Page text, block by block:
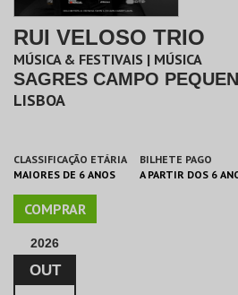
RUI VELOSO TRIO
MÚSICA & FESTIVAIS | MÚSICA
SAGRES CAMPO
LISBOA
CLASSIFICAÇÃO ETÁRIA
MAIORES DE 6 ANOS
BILHETE PAGO
A PARTIR DOS 6
COMPRAR
2026
OUT